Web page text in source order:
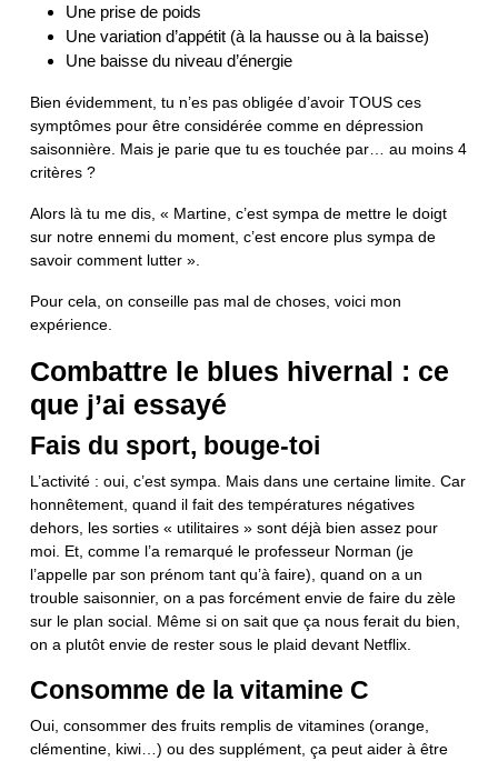
Une prise de poids
Une variation d’appétit (à la hausse ou à la baisse)
Une baisse du niveau d’énergie
Bien évidemment, tu n’es pas obligée d’avoir TOUS ces
symptômes pour être considérée comme en dépression
saisonnière. Mais je parie que tu es touchée par… au moins 4
critères ?
Alors là tu me dis, « Martine, c’est sympa de mettre le doigt
sur notre ennemi du moment, c’est encore plus sympa de
savoir comment lutter ».
Pour cela, on conseille pas mal de choses, voici mon
expérience.
Combattre le blues hivernal : ce
que j’ai essayé
Fais du sport, bouge-toi
L’activité : oui, c’est sympa. Mais dans une certaine limite. Car
honnêtement, quand il fait des températures négatives
dehors, les sorties « utilitaires » sont déjà bien assez pour
moi. Et, comme l’a remarqué le professeur Norman (je
l’appelle par son prénom tant qu’à faire), quand on a un
trouble saisonnier, on a pas forcément envie de faire du zèle
sur le plan social. Même si on sait que ça nous ferait du bien,
on a plutôt envie de rester sous le plaid devant Netflix.
Consomme de la vitamine C
Oui, consommer des fruits remplis de vitamines (orange,
clémentine, kiwi…) ou des supplément, ça peut aider à être